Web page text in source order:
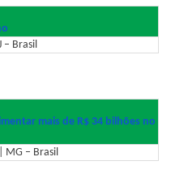
– Brasil
mais de R$ 34 bilhões no
MG – Brasil